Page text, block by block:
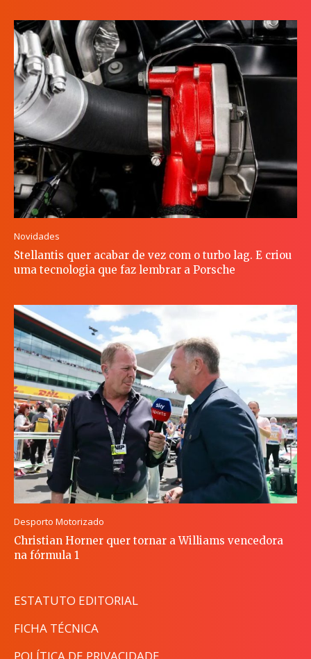
Novidades
Stellantis quer acabar de vez com o turbo lag. E criou
uma tecnologia que faz lembrar a Porsche
Desporto Motorizado
Christian Horner quer tornar a Williams vencedora
na fórmula 1
ESTATUTO EDITORIAL
FICHA TÉCNICA
POLÍTICA DE PRIVACIDADE